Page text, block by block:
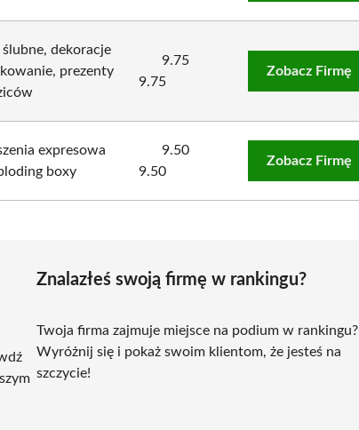
dekoracje
prezenty
9.75
9.75
Zobacz Firmę
expresowa
boxy
9.50
9.50
Zobacz Firmę
Znalazłeś swoją firmę w rankingu?
Twoja firma zajmuje miejsce na podium w rankingu?
Wyróżnij się i pokaż swoim klientom, że jesteś na
szczycie!